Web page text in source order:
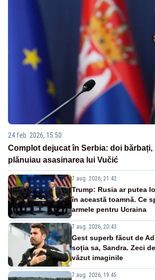
24 feb. 2026, 15:50
Complot dejucat în Serbia: doi
plănuiau asasinarea lui Vučić
7 aug. 2026, 21:42
Trump: Rusia ar putea
în această toamnă. Ce
armele pentru Ucraina
7 aug. 2026, 20:43
Gest superb făcut de
soția sa, Sandra. Zeci
văzut imaginile
7 aug. 2026, 19:45